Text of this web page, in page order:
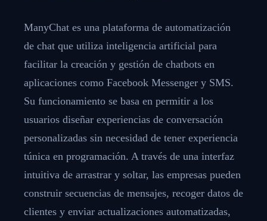
ManyChat es una plataforma de automatización
de chat que utiliza inteligencia artificial para
facilitar la creación y gestión de chatbots en
aplicaciones como Facebook Messenger y SMS.
Su funcionamiento se basa en permitir a los
usuarios diseñar experiencias de conversación
personalizadas sin necesidad de tener experiencia
túnica en programación. A través de una interfaz
intuitiva de arrastrar y soltar, las empresas pueden
construir secuencias de mensajes, recoger datos de
clientes y enviar actualizaciones automatizadas,